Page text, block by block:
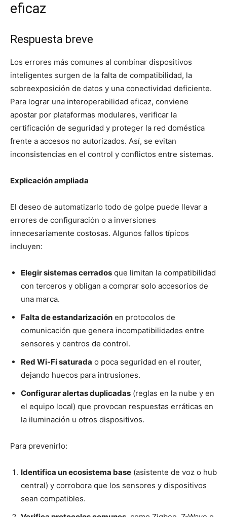
eficaz
Respuesta breve
Los errores más comunes al combinar dispositivos
inteligentes surgen de la falta de compatibilidad, la
sobreexposición de datos y una conectividad deficiente.
Para lograr una interoperabilidad eficaz, conviene
apostar por plataformas modulares, verificar la
certificación de seguridad y proteger la red doméstica
frente a accesos no autorizados. Así, se evitan
inconsistencias en el control y conflictos entre sistemas.
Explicación ampliada
El deseo de automatizarlo todo de golpe puede llevar a
errores de configuración o a inversiones
innecesariamente costosas. Algunos fallos típicos
incluyen:
Elegir sistemas cerrados que limitan la compatibilidad
con terceros y obligan a comprar solo accesorios de
una marca.
Falta de estandarización en protocolos de
comunicación que genera incompatibilidades entre
sensores y centros de control.
Red Wi-Fi saturada o poca seguridad en el router,
dejando huecos para intrusiones.
Configurar alertas duplicadas (reglas en la nube y en
el equipo local) que provocan respuestas erráticas en
la iluminación u otros dispositivos.
Para prevenirlo:
Identifica un ecosistema base (asistente de voz o hub
central) y corrobora que los sensores y dispositivos
sean compatibles.